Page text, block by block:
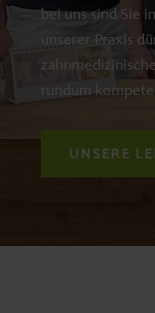
bei uns sind Sie
unserer Praxis
rundum
UNSERE